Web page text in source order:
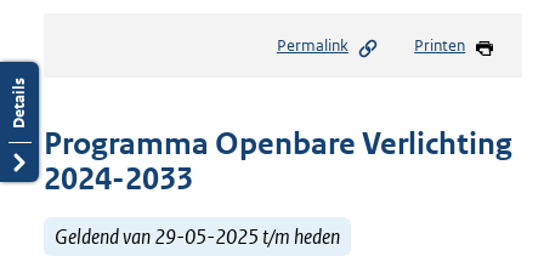
Permalink Printen
Programma Openbare Verlichting
2024-2033
Geldend van 29-05-2025 t/m heden